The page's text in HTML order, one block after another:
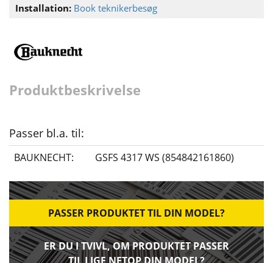
Installation: Book teknikerbesøg
Produktbeskrivelse
Passer bl.a. til:
BAUKNECHT: GSFS 4317 WS (854842161860)
PASSER PRODUKTET TIL DIN MODEL?
ER DU I TVIVL, OM PRODUKTET PASSER